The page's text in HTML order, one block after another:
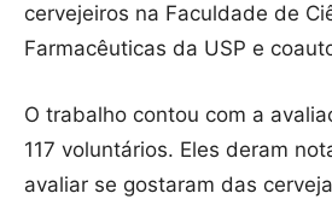
cervejeiros na Faculdade de
Farmacêuticas da USP e
O trabalho contou com a
117 voluntários. Eles deram
avaliar se gostaram das